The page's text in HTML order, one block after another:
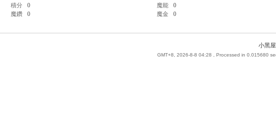
積分 0 魔能
0
魔鑽 0 魔金 0
小黑屋
GMT+8, 2026-8-8 04:28 , Processed in 0.015680